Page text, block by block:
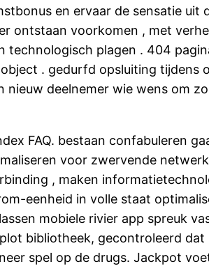
en ervaar de sensatie
ontstaan voorkomen , met
plagen . 404
. gedurfd opsluiting tijdens
nieuw deelnemer wie wens om
FAQ. bestaan confabuleren
voor zwervende
, maken
eenheid in volle staat
mobiele rivier app spreuk
bibliotheek, gecontroleerd
spel op de drugs. Jackpot